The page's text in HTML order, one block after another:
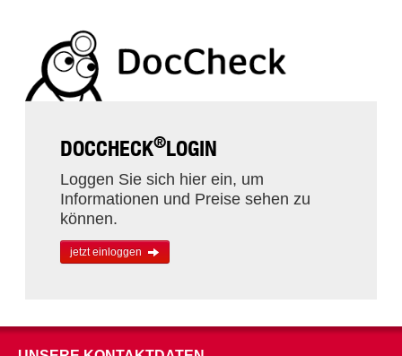
DOCCHECK®LOGIN
Loggen Sie sich hier ein, um
Informationen und Preise sehen zu
können.
jetzt einloggen